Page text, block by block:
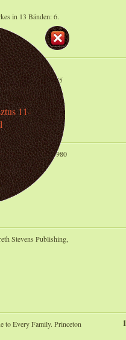
in 13 Bänden: 6.
der
Verlag, 1985
Quelle & Meyer, 1980
Stevens Publishing,
to Every Family. Princeton
11-